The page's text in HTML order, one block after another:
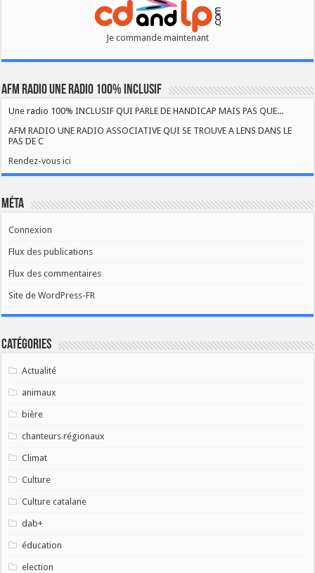
Je commande maintenant
AFM RADIO UNE RADIO 100% INCLUSIF
Une radio 100% INCLUSIF QUI PARLE DE HANDICAP MAIS PAS QUE...
AFM RADIO UNE RADIO ASSOCIATIVE QUI SE TROUVE A LENS DANS LE
PAS DE C
Rendez-vous ici
Méta
Connexion
Flux des publications
Flux des commentaires
Site de WordPress-FR
Catégories
Actualité
animaux
bière
chanteurs régionaux
Climat
Culture
Culture catalane
dab+
éducation
election